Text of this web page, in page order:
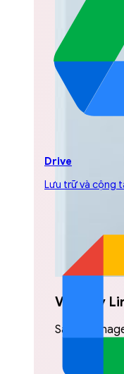
Vũ Thuỳ
Sales
Drive
Lưu trữ và cộng